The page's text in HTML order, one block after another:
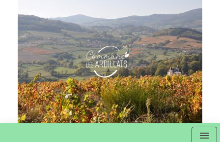
menu